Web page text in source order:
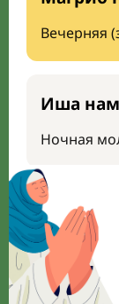
Вечерняя
Иша
Ночная